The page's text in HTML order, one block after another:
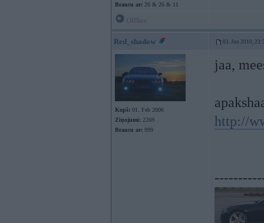
Braucu ar: 26 & 26 & 11
Red_shadow 03. Jun 2010,
Kopš: 01. Feb 2006
Ziņojumi: 2269
Braucu ar: 999
jaa,
http://